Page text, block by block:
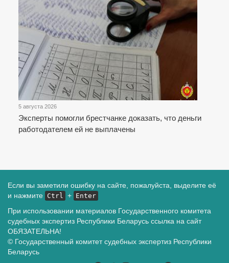
5 августа 2026
Эксперты помогли брестчанке доказать, что деньги
работодателем ей не выплачены
Если вы заметили ошибку на сайте, пожалуйста, выделите её
и нажмите Ctrl + Enter
При использовании материалов Государственного комитета
судебных экспертиз Республики Беларусь ссылка на сайт
ОБЯЗАТЕЛЬНА!
© Государственный комитет судебных экспертиз Республики
Беларусь